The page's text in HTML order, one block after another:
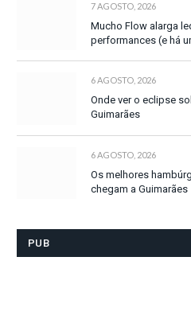
7 AGOSTO, 2026
Mucho Flow alarga
performances (e há
6 AGOSTO, 2026
Onde ver o eclipse
Guimarães
6 AGOSTO, 2026
Os melhores
chegam a Guimarães
PUB